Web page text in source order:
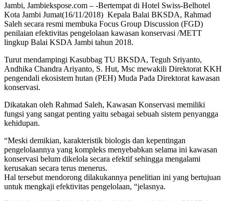
Jambi, Jambiekspose.com – -Bertempat di Hotel Swiss-Belhotel
Kota Jambi Jumat(16/11/2018) Kepala Balai BKSDA, Rahmad
Saleh secara resmi membuka Focus Group Discussion (FGD)
penilaian efektivitas pengelolaan kawasan konservasi /METT
lingkup Balai KSDA Jambi tahun 2018.
Turut mendampingi Kasubbag TU BKSDA, Teguh Sriyanto,
Andhika Chandra Ariyanto, S. Hut, Msc mewakili Direktorat KKH
pengendali ekosistem hutan (PEH) Muda Pada Direktorat kawasan
konservasi.
Dikatakan oleh Rahmad Saleh, Kawasan Konservasi memiliki
fungsi yang sangat penting yaitu sebagai sebuah sistem penyangga
kehidupan.
“Meski demikian, karakteristik biologis dan kepentingan
pengelolaannya yang kompleks menyebabkan selama ini kawasan
konservasi belum dikelola secara efektif sehingga mengalami
kerusakan secara terus menerus.
Hal tersebut mendorong dilakukannya penelitian ini yang bertujuan
untuk mengkaji efektivitas pengelolaan, “jelasnya.